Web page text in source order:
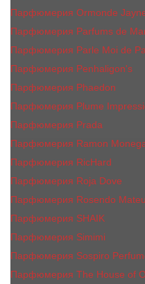
Парфюмерия Ormonde
Парфюмерия Parfums de
Парфюмерия Parle Moi de
Парфюмерия Penhaligon's
Парфюмерия Phaedon
Парфюмерия Plume
Парфюмерия Prada
Парфюмерия Ramon
Парфюмерия RicHard
Парфюмерия Roja Dove
Парфюмерия Rosendo
Парфюмерия SHAIK
Парфюмерия Simimi
Парфюмерия Sospiro
Парфюмерия The House of